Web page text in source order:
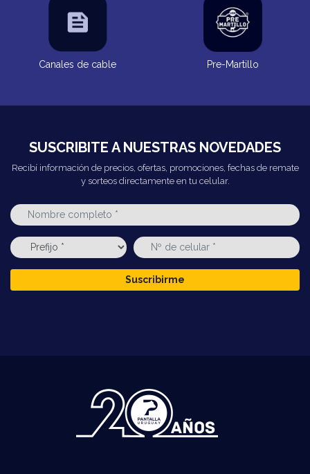
Canales de cable Pre-Martillo
SUSCRIBITE A NUESTRAS NOVEDADES
Recibí información de precios, ofertas, promociones, fechas de remate
y sorteos directamente en tu celular.
Suscribirme